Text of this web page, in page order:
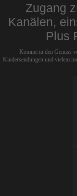
Zugang
Kanälen,
Plus
Komme in den Genuss
Kindersendungen und vielem